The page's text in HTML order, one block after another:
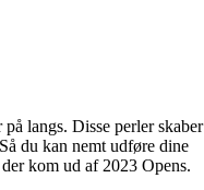
langs. Disse perler skaber
du kan nemt udføre dine
kom ud af 2023 Opens.